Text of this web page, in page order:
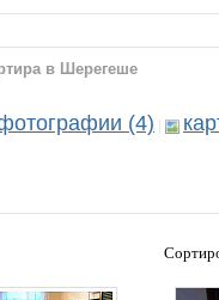
в Шерегеше
(4)